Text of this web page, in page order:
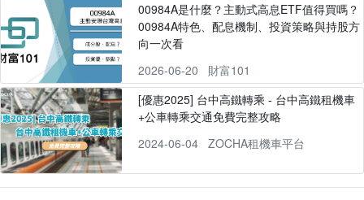
00984A是什麼？主動式高息ETF值得買嗎？
00984A特色、配息機制、投資策略與持股方
向一次看
2026-06-20
財富101
[優惠2025] 台中高鐵轉乘 - 台中高鐵租機車
+公車轉乘交通免費完整攻略
2024-06-04
ZOCHA租機車平台